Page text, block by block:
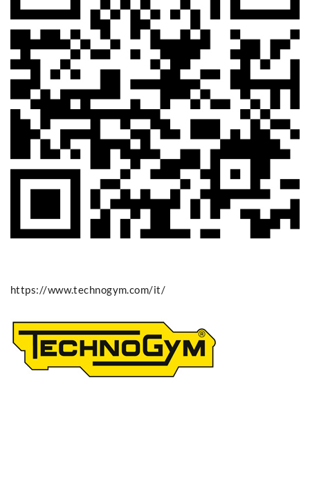
https://www.technogym.com/it/